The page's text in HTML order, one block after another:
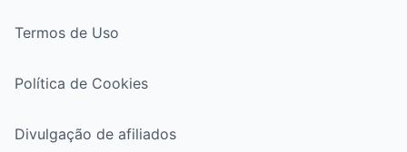
Termos de Uso
Política de Cookies
Divulgação de afiliados